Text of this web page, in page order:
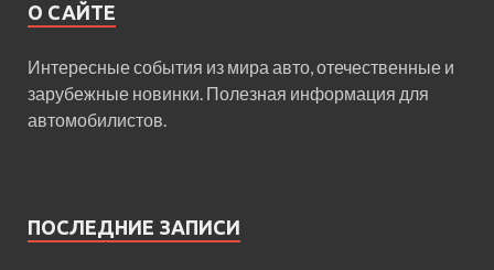
О САЙТЕ
Интересные события из мира авто, отечественные и
зарубежные новинки. Полезная информация для
автомобилистов.
ПОСЛЕДНИЕ ЗАПИСИ